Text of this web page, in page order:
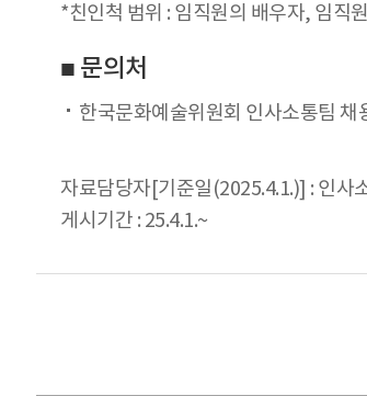
*친인척 범위 : 임직원의 배우자, 임직
■ 문의처
한국문화예술위원회 인사소통팀
자료담당자[기준일(2025.4.1.)] : 인사
게시기간 : 25.4.1.~